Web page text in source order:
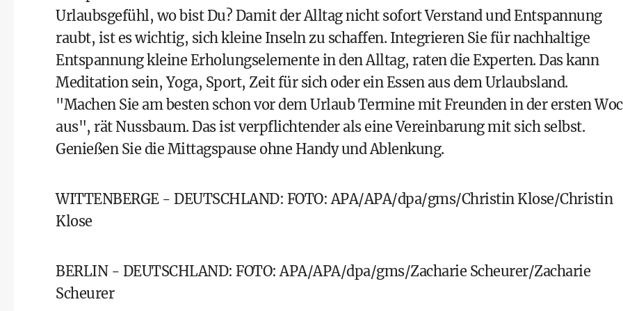
Urlaubsgefühl, wo bist Du? Damit der Alltag nicht sofort Verstand und Entspannung
raubt, ist es wichtig, sich kleine Inseln zu schaffen. Integrieren Sie für nachhaltige
Entspannung kleine Erholungselemente in den Alltag, raten die Experten. Das kann
Meditation sein, Yoga, Sport, Zeit für sich oder ein Essen aus dem Urlaubsland.
"Machen Sie am besten schon vor dem Urlaub Termine mit Freunden in der ersten
aus", rät Nussbaum. Das ist verpflichtender als eine Vereinbarung mit sich selbst.
Genießen Sie die Mittagspause ohne Handy und Ablenkung.
WITTENBERGE - DEUTSCHLAND: FOTO: APA/APA/dpa/gms/Christin Klose/Christin
Klose
BERLIN - DEUTSCHLAND: FOTO: APA/APA/dpa/gms/Zacharie Scheurer/Zacharie
Scheurer